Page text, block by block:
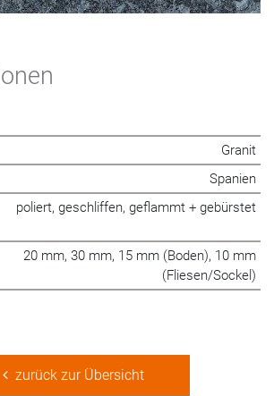
Granit
Spanien
poliert, geschliffen, geflammt + gebürstet
20 mm, 30 mm, 15 mm (Boden), 10 mm
(Fliesen/Sockel)
zurück zur Übersicht